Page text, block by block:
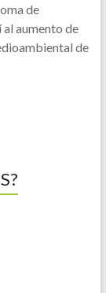
de
aumento de
de